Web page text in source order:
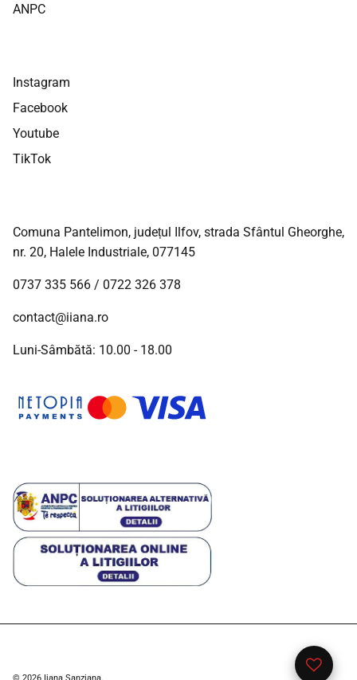
ANPC
Instagram
Facebook
Youtube
TikTok
Comuna Pantelimon, județul Ilfov, strada Sfântul Gheorghe,
nr. 20, Halele Industriale, 077145
0737 335 566 / 0722 326 378
contact@iiana.ro
Luni-Sâmbătă: 10.00 - 18.00
Lista